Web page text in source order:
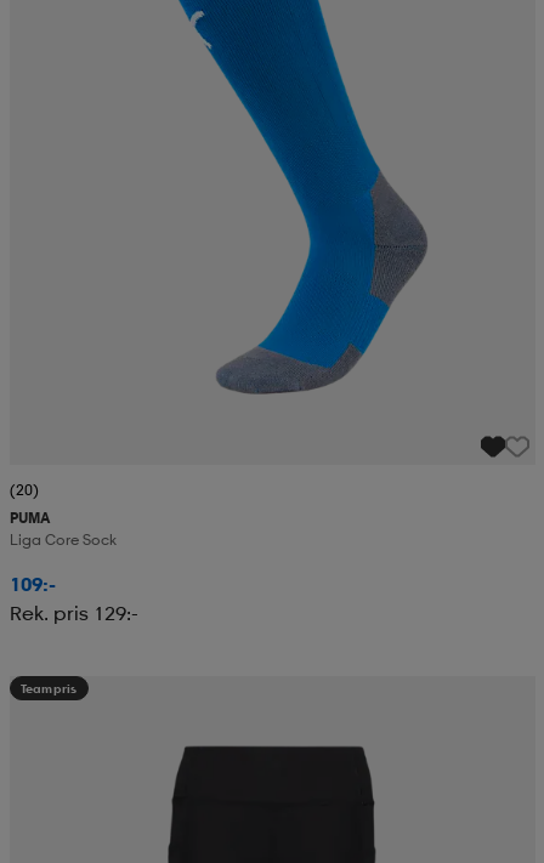
(20)
PUMA
Liga Core Sock
109:-
Rek. pris 129:-
Teampris